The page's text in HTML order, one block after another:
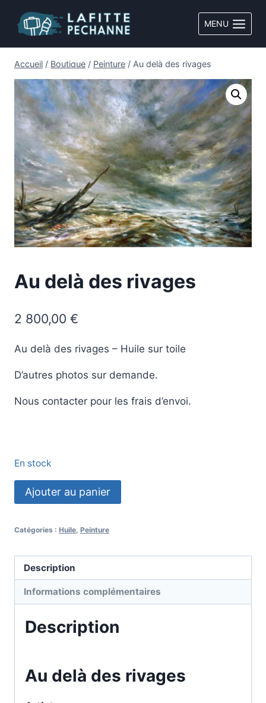
contenu
MENU
Accueil / Boutique / Peinture / Au delà des rivages
Au delà des rivages
2 800,00 €
Au delà des rivages – Huile sur toile
D’autres photos sur demande.
Nous contacter pour les frais d’envoi.
En stock
quantité
de
delà
rivages
Ajouter au panier
Catégories : Huile Peinture
Description
Informations complémentaires
Description
Au delà des rivages